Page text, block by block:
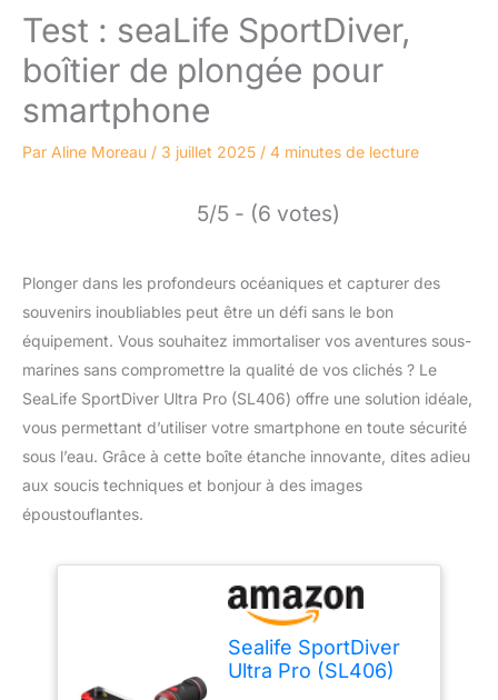
Test : seaLife SportDiver,
boîtier de plongée pour
smartphone
Par Aline Moreau / 3 juillet 2025 / 4 minutes de lecture
5/5 - (6 votes)
Plonger dans les profondeurs océaniques et capturer des
souvenirs inoubliables peut être un défi sans le bon
équipement. Vous souhaitez immortaliser vos aventures sous-
marines sans compromettre la qualité de vos clichés ? Le
SeaLife SportDiver Ultra Pro (SL406) offre une solution idéale,
vous permettant d’utiliser votre smartphone en toute sécurité
sous l’eau. Grâce à cette boîte étanche innovante, dites adieu
aux soucis techniques et bonjour à des images
époustouflantes.
Sealife SportDiver
Ultra Pro (SL406)